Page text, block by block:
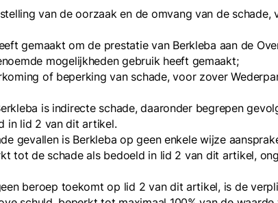
van de oorzaak en de omvang van de
gemaakt om de prestatie van Berkleba aan de
mogelijkheden gebruik heeft gemaakt;
of beperking van schade, voor zover
is indirecte schade, daaronder begrepen
in lid 2 van dit artikel.
gevallen is Berkleba op geen enkele wijze
tot de schade als bedoeld in lid 2 van dit artikel,
beroep toekomt op lid 2 van dit artikel, is de